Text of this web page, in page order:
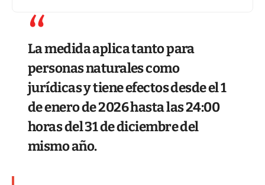
La medida aplica tanto para
personas naturales como
jurídicas y tiene efectos desde el 1
de enero de 2026 hasta las 24:00
horas del 31 de diciembre del
mismo año.